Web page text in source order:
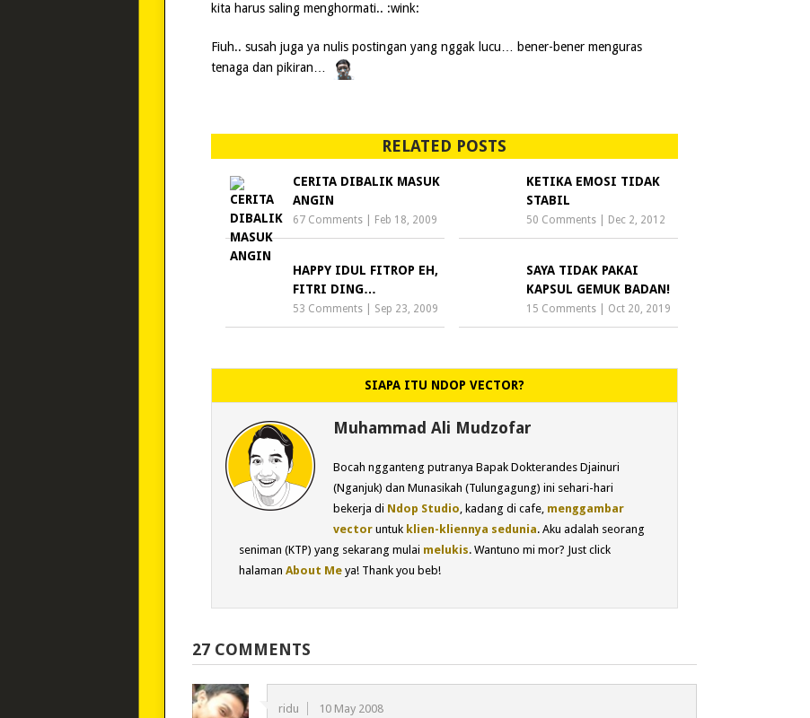
kita harus saling menghormati.. :wink:
Fiuh.. susah juga ya nulis postingan yang nggak lucu… bener-bener menguras
tenaga dan pikiran…
RELATED POSTS
CERITA DIBALIK MASUK
ANGIN
67 Comments Feb 18, 2009
KETIKA EMOSI TIDAK
STABIL
50 Comments| Dec 2, 2012
HAPPY IDUL FITROP EH,
FITRI DING…
53 Comments Sep 23, 2009
SAYA TIDAK PAKAI
KAPSUL GEMUK BADAN!
15 Comments| Oct 20, 2019
SIAPA ITU NDOP VECTOR?
Muhammad Ali Mudzofar
Bocah ngganteng putranya Bapak Dokterandes Djainuri
(Nganjuk) dan Munasikah (Tulungagung) ini sehari-hari
bekerja di Ndop Studio , kadang di cafe, menggambar
vectoruntuk klien-kliennya sedunia. Aku adalah seorang
seniman (KTP) yang sekarang mulai melukis. Wantuno mi mor? Just click
halaman About Meya! Thank you beb!
27 COMMENTS
ridu 10 May 2008